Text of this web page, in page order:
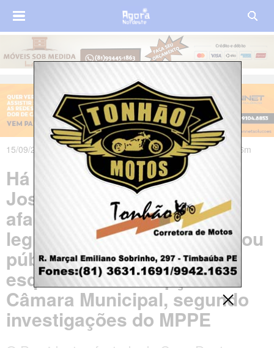
15/09/2023 às 00h49m - Atualizado em 15/09/2023 às 01h46m
Há exatamente 1 ano,
Josinaldo Barbosa era
afastado das funções
legislativas quando se tornou
público em Timbaúba
esquema de corrupção na
Câmara Municipal, segundo
investigações do MPPE